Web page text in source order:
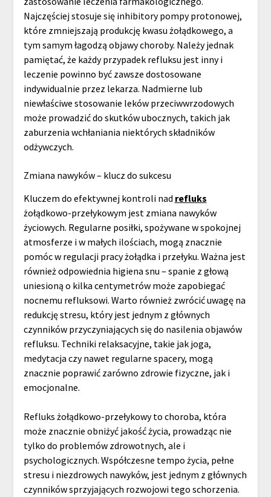
Najczęściej stosuje się inhibitory pompy protonowej,
które zmniejszają produkcję kwasu żołądkowego, a
tym samym łagodzą objawy choroby. Należy jednak
pamiętać, że każdy przypadek refluksu jest inny i
leczenie powinno być zawsze dostosowane
indywidualnie przez lekarza. Nadmierne lub
niewłaściwe stosowanie leków przeciwwrzodowych
może prowadzić do skutków ubocznych, takich jak
zaburzenia wchłaniania niektórych składników
odżywczych.
Zmiana nawyków – klucz do sukcesu
Kluczem do efektywnej kontroli nad refluks
żołądkowo-przełykowym jest zmiana nawyków
życiowych. Regularne posiłki, spożywane w spokojnej
atmosferze i w małych ilościach, mogą znacznie
pomóc w regulacji pracy żołądka i przełyku. Ważna jest
również odpowiednia higiena snu – spanie z głową
uniesioną o kilka centymetrów może zapobiegać
nocnemu refluksowi. Warto również zwrócić uwagę na
redukcję stresu, który jest jednym z głównych
czynników przyczyniających się do nasilenia objawów
refluksu. Techniki relaksacyjne, takie jak joga,
medytacja czy nawet regularne spacery, mogą
znacznie poprawić zarówno zdrowie fizyczne, jak i
emocjonalne.
Refluks żołądkowo-przełykowy to choroba, która
może znacznie obniżyć jakość życia, prowadząc nie
tylko do problemów zdrowotnych, ale i
psychologicznych. Współczesne tempo życia, pełne
stresu i niezdrowych nawyków, jest jednym z głównych
czynników sprzyjających rozwojowi tego schorzenia.